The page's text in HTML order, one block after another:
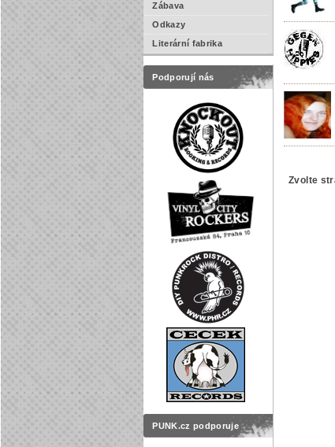
Zábava
Odkazy
Literární fabrika
Podporují nás
PUNK.cz podporuje
Zvolte